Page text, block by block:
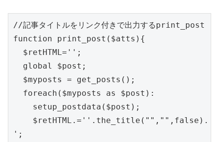
//記事タイトルをリンク付きで出力するprint_post
function print_post($atts){
  $retHTML='';
  global $post;
  $myposts = get_posts();
  foreach($myposts as $post):
    setup_postdata($post);
    $retHTML.=''.the_title("","",false).'
';